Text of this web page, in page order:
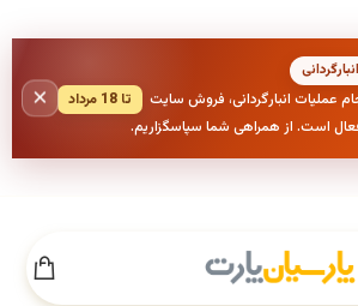
عملیات انبارگردانی، فروش سایت
تا 18 مرداد
است. از همراهی شما سپاسگزاریم.
×